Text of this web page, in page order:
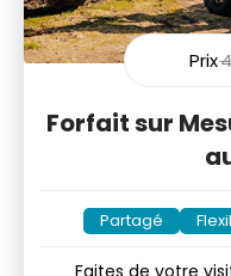
Prix
Forfait sur
Partagé
Faites de votre